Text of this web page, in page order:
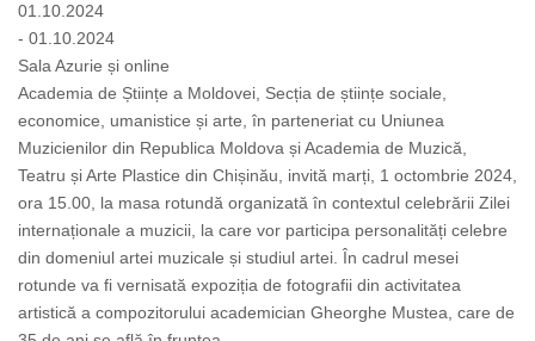
01.10.2024
- 01.10.2024
Sala Azurie și online
Academia de Științe a Moldovei, Secția de științe sociale,
economice, umanistice și arte, în parteneriat cu Uniunea
Muzicienilor din Republica Moldova și Academia de Muzică,
Teatru și Arte Plastice din Chișinău, invită marți, 1 octombrie 2024,
ora 15.00, la masa rotundă organizată în contextul celebrării Zilei
internaționale a muzicii, la care vor participa personalități celebre
din domeniul artei muzicale și studiul artei. În cadrul mesei
rotunde va fi vernisată expoziția de fotografii din activitatea
artistică a compozitorului academician Gheorghe Mustea, care de